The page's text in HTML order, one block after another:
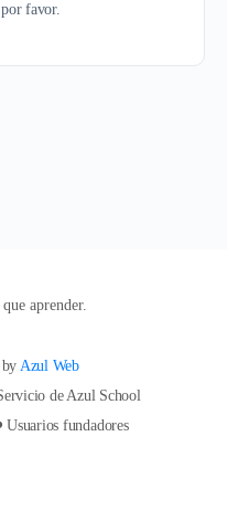
favor.
aprender.
Azul Web
de Azul School
fundadores